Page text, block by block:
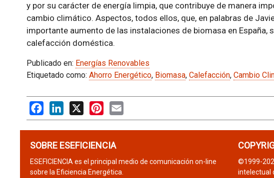
y por su carácter de energía limpia, que contribuye de manera
cambio climático. Aspectos, todos ellos, que, en palabras de
importante aumento de las instalaciones de biomasa en España,
calefacción doméstica.
Publicado en: Energías Renovables
Etiquetado como: Ahorro Energético, Biomasa, Calefacción, Cambio
FacebookLinkedIn Pinterest
SOBRE ESEFICIENCIA
ESEFICIENCIA es el principal medio de comunicación on-line
sobre la Eficiencia Energética.
©1999-
intelectual